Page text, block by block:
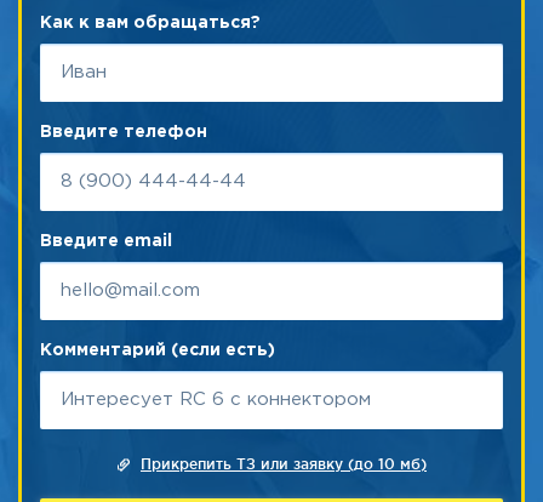
Как к вам обращаться?
Введите телефон
Введите email
Комментарий (если есть)
Прикрепить ТЗ или заявку (до 10 мб)